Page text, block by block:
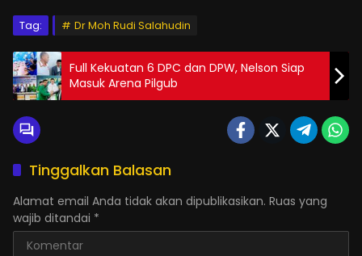
Tag: Dr Moh Rudi Salahudin
Full Kekuatan 6 DPC dan DPW, Nelson Siap
Masuk Arena Pilgub
Tinggalkan Balasan
Alamat email Anda tidak akan dipublikasikan. Ruas yang
wajib ditandai *